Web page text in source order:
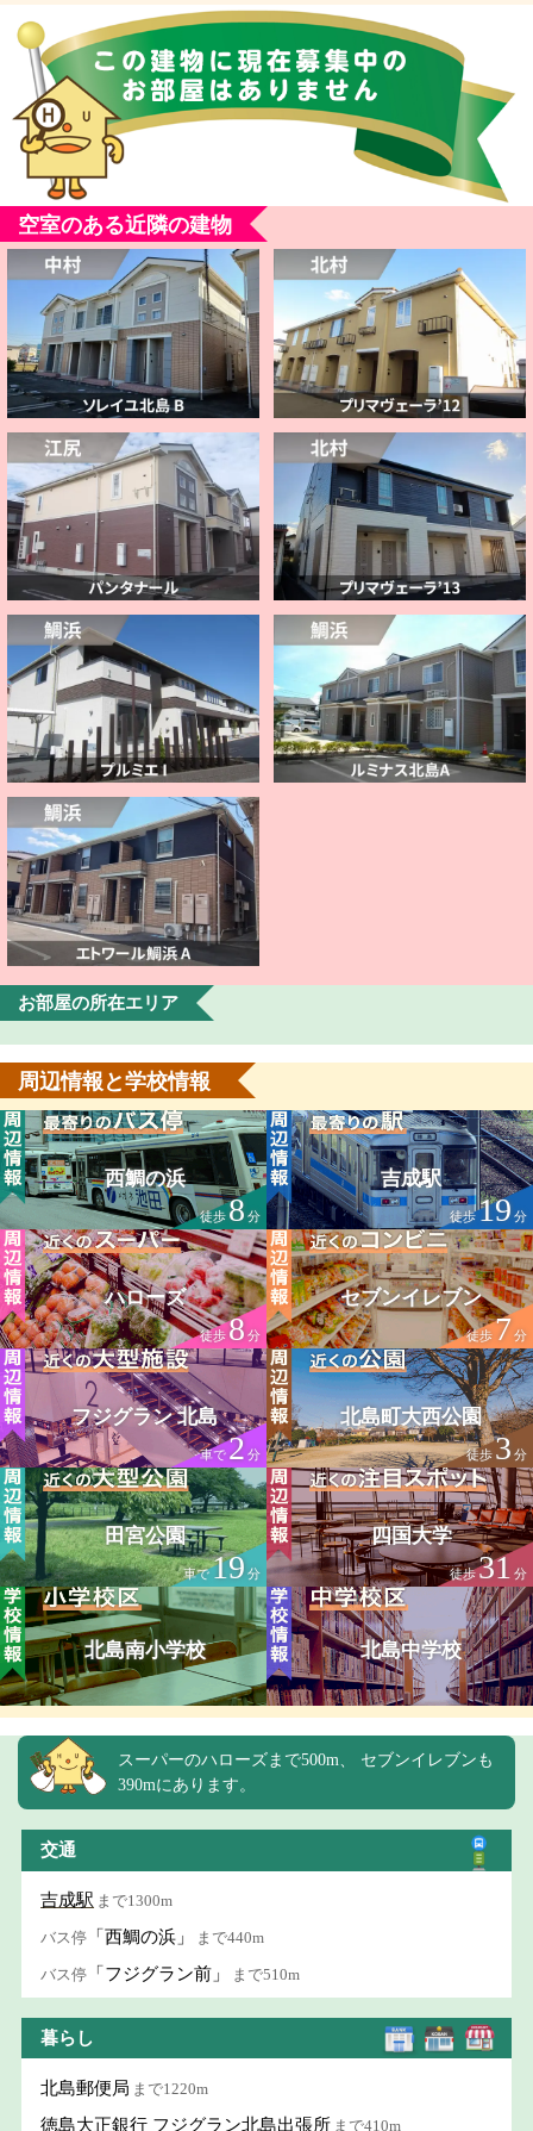
空室のある近隣の建物
お部屋の所在エリア
周辺情報と学校情報
西鯛の浜
徒歩8分
吉成駅
徒歩19分
ハローズ
徒歩8分
セブンイレブン
徒歩7分
フジグラン 北島
車で2分
北島町大西公園
徒歩3 分
田宮公園
車で19分
四国大学
徒歩31 分
北島南小学校 北島中学校
スーパーのハローズまで500m、 セブンイレブンも
390mにあります。
交通
吉成駅 まで1300m
バス停 「西鯛の浜」 まで440m
バス停 「フジグラン前」 まで510m
暮らし
北島郵便局 まで1220m
徳島大正銀行 フジグラン北島出張所 まで410m